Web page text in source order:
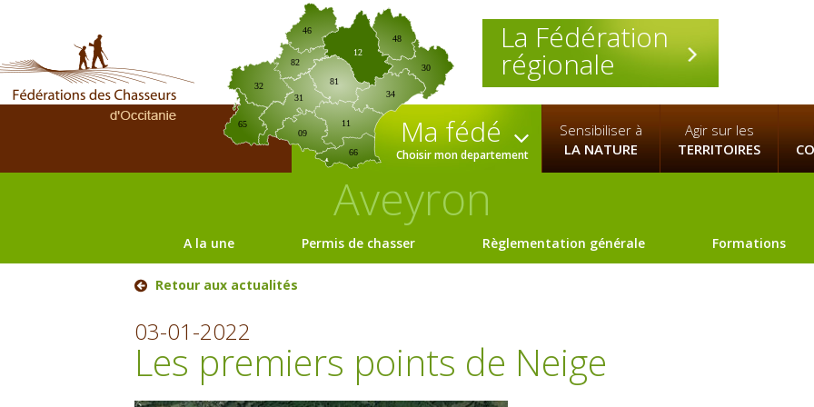
La Fédération
régionale
09
12
30
31
32
34
46
65
66
81
82
11
48
Ma fédé
Choisir mon departement
Sensibiliser à
LA NATURE
Agir sur les
TERRITOIRES
Aveyron
A la une Permis de chasser Règlementation générale Formations
Retour aux actualités
03-01-2022
Les premiers points de Neige